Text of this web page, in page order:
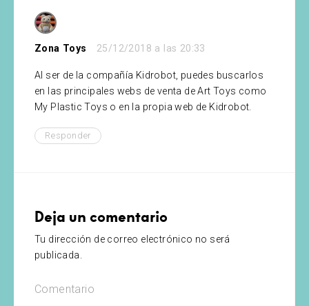
Zona Toys 25/12/2018 a las 20:33
Al ser de la compañía Kidrobot, puedes buscarlos
en las principales webs de venta de Art Toys como
My Plastic Toys o en la propia web de Kidrobot.
Responder
Deja un comentario
Tu dirección de correo electrónico no será
publicada.
Comentario